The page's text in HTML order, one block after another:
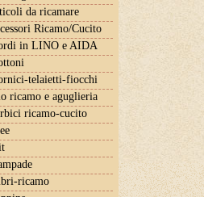
da ricamare
Ricamo/Cucito
in LINO e AIDA
telaietti-fiocchi
ricamo e aguglieria
ricamo-cucito
ricamo